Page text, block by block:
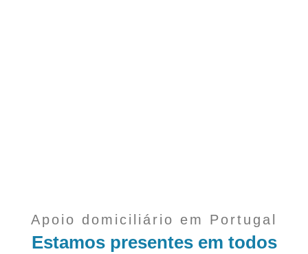
Apoio domiciliário em Portugal
Estamos presentes em todos